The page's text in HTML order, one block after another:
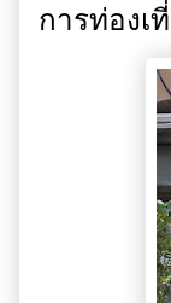
การท่อง